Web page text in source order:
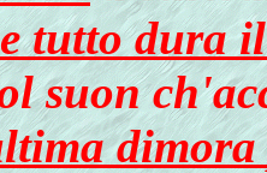
tutto dura
suon
dimora